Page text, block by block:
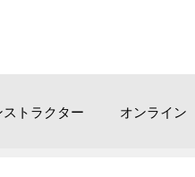
ストラクター オンライン